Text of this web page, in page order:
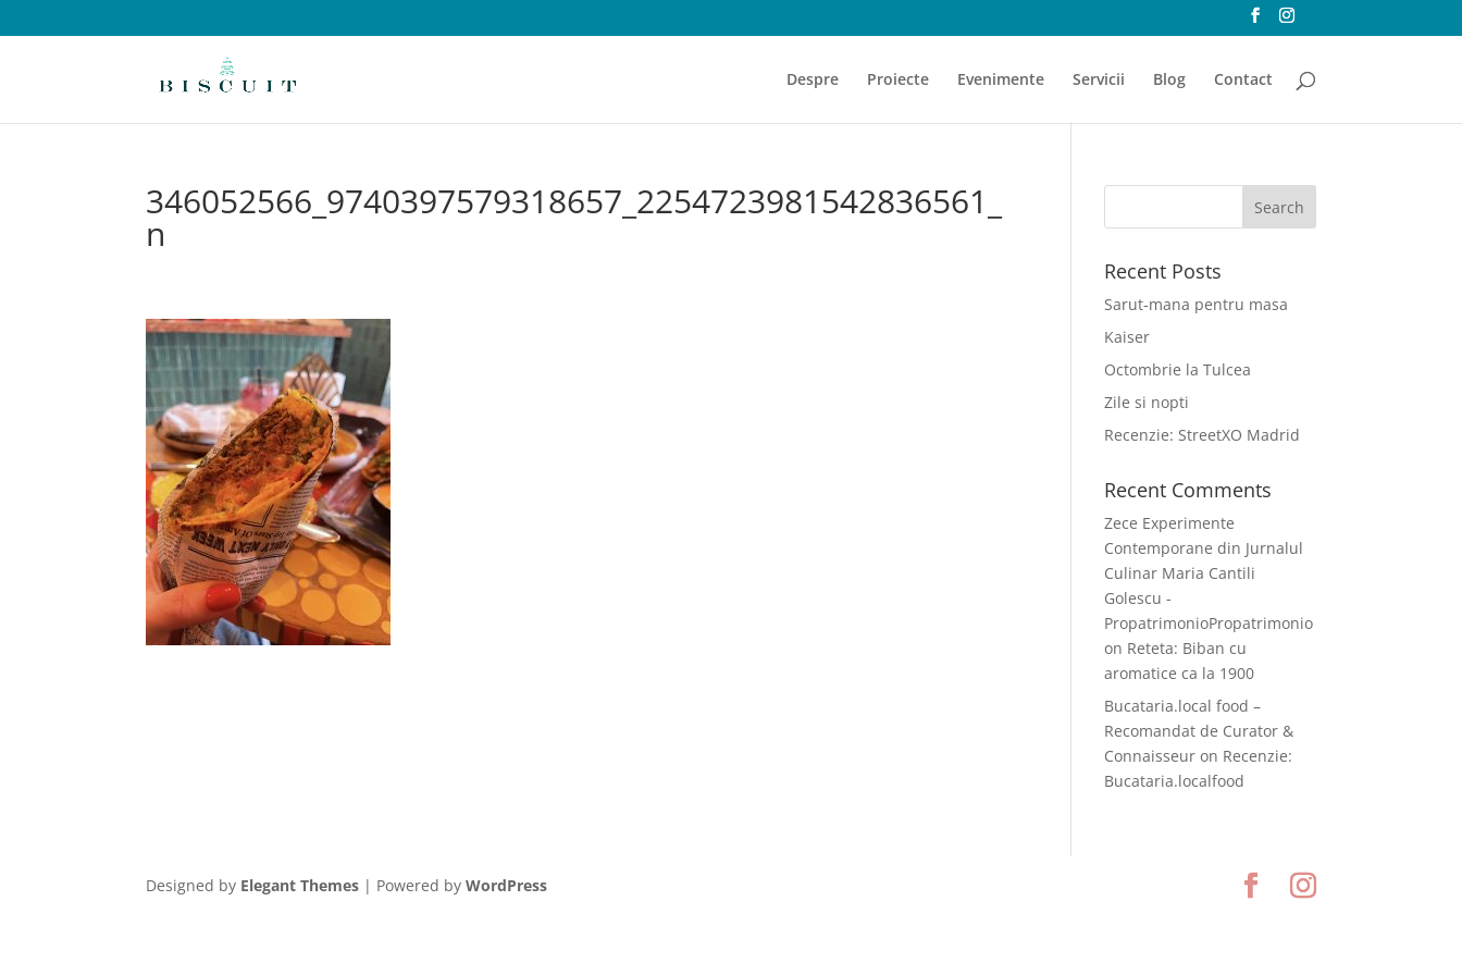
Despre Proiecte Evenimente Servicii Blog Contact
346052566_9740397579318657_2254723981542836561_
n
Recent Posts
Sarut-mana pentru masa
Kaiser
Octombrie la Tulcea
Zile si nopti
Recenzie: StreetXO Madrid
Recent Comments
Zece Experimente
Contemporane din Jurnalul
Culinar Maria Cantili
Golescu -
PropatrimonioPropatrimonio
on Reteta: Biban cu
aromatice ca la 1900
Bucataria.local food –
Recomandat de Curator &
Connaisseur on Recenzie:
Bucataria.localfood
Designed by Elegant Themes | Powered byWordPress